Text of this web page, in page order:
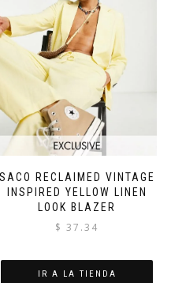
SACO RECLAIMED VINTAGE
INSPIRED YELLOW LINEN
LOOK BLAZER
$ 37.34
IR A LA TIENDA